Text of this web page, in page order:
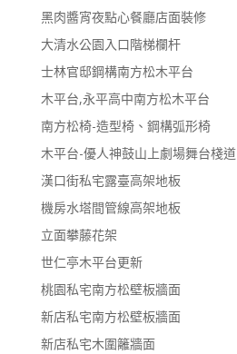
黑肉醬宵夜點心餐廳店面裝修
大清水公園入口階梯欄杆
士林官邸鋼構南方松木平台
木平台,永平高中南方松木平台
南方松椅-造型椅、鋼構弧形椅
木平台-優人神鼓山上劇場舞台棧道
漢口街私宅露臺高架地板
機房水塔間管線高架地板
立面攀藤花架
世仁亭木平台更新
桃園私宅南方松壁板牆面
新店私宅南方松壁板牆面
新店私宅木圍籬牆面